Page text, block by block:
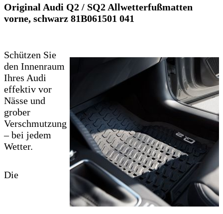
Original Audi Q2 / SQ2 Allwetterfußmatten
vorne, schwarz 81B061501 041
Schützen Sie
den Innenraum
Ihres Audi
effektiv vor
Nässe und
grober
Verschmutzung
– bei jedem
Wetter.
Die